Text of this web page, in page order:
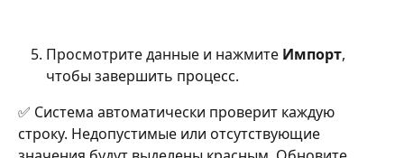
Просмотрите данные и нажмите Импорт,
чтобы завершить процесс.
✅ Система автоматически проверит каждую
строку. Недопустимые или отсутствующие